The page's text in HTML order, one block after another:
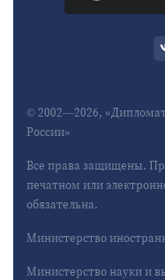
© 2002—2026,
России»
Все права защищены.
печатном или
обязательна.
Министерство
Министерство науки и